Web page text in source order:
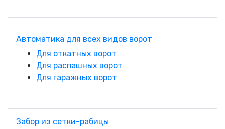
Автоматика для всех видов ворот
Для откатных ворот
Для распашных ворот
Для гаражных ворот
Забор из сетки-рабицы